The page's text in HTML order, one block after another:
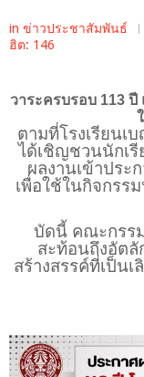
in ข่าวประชาสัมพันธ์
ฮิต: 146
วาระครบรอบ 113 ปี
ตามที่โรงเรียนเ
ได้เชิญชวนนักเรี
ผลงานเข้าปร
เพื่อใช้ในกิจกรร
บัดนี้ คณะกรร
สะท้อนถึงอัต
สร้างสรรค์ที่เป็น